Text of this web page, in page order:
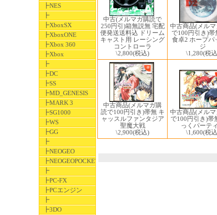
┣NES
┣
┣XboxSX
┣XboxONE
┣Xbox 360
┣Xbox
┣
┣DC
┣SS
┣MD_GENESIS
┣MARK 3
┣SG1000
┣WS
┣GG
┣
┣NEOGEO
┣NEOGEOPOCKET
┣
┣PC-FX
┣PCエンジン
┣
┣3DO
中古(メルマガ購読で
250円引)箱無説無 宅配
便発送送料込 ドリーム
キャスト用 レーシング
コントローラ
\2,800(税込)
中古商品(メル
で100円引き)帯
食卓2 ホープパ
ジ
\1,280(税
中古商品(メルマガ購
読で100円引き)帯無 キ
ャッスルファンタジア
聖魔大戦
\2,900(税込)
中古商品(メル
で100円引き)帯
っくパーテ
\1,600(税